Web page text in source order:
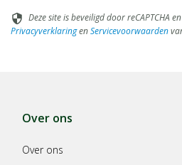
security Deze site is beveiligd door reCAPTCHA
PrivacyverklaringenServicevoorwaarden
Over ons
Over ons